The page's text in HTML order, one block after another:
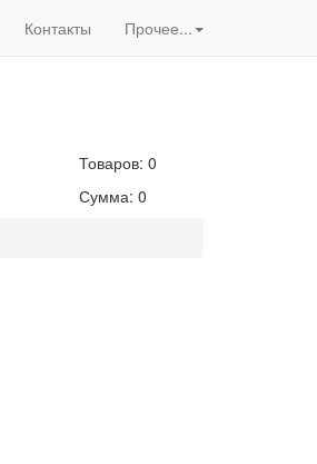
Контакты Прочее...
Акции нашего магазина
Товаров:0
Сумма:0